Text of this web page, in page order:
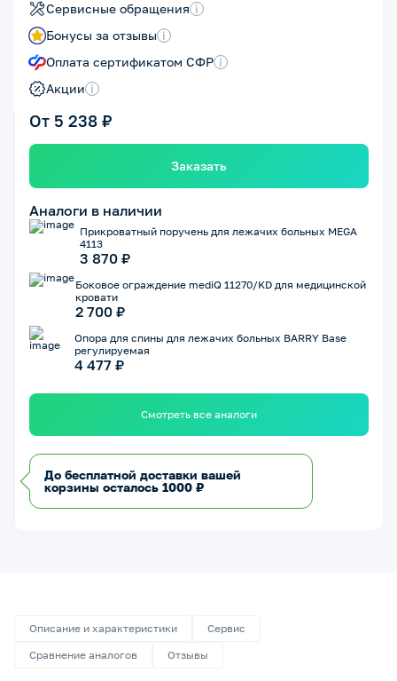
Сервисные обращения i
Бонусы за отзывы i
Оплата сертификатом СФР i
Акции i
От 5 238 ₽
Заказать
Аналоги в наличии
Прикроватный поручень для лежачих больных MEGA
4113
3 870 ₽
Боковое ограждение mediQ 11270/KD для медицинской
кровати
2 700 ₽
Опора для спины для лежачих больных BARRY Base
регулируемая
4 477 ₽
Смотреть все аналоги
До бесплатной доставки вашей
корзины осталось 1000 ₽
Описание и характеристики
Сервис
Сравнение аналогов
Отзывы